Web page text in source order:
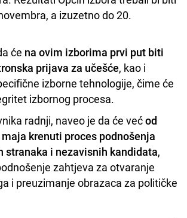
a izuzetno do 20.
će na ovim izborima prvi put biti
prijava za učešće, kao i
izborne tehnologije, čime će
izbornog procesa.
radnji, naveo je da će većod
krenuti proces podnošenja
stranaka i nezavisnih kandidata,
zahtjeva za otvaranje
i preuzimanje obrazaca za političke